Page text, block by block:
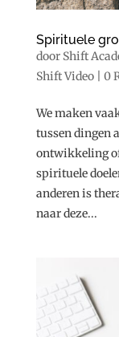
Spirituele
door Shift
Shift Video| 0
We maken
tussen dingen
ontwikkeling
spirituele
anderen is
naar deze...